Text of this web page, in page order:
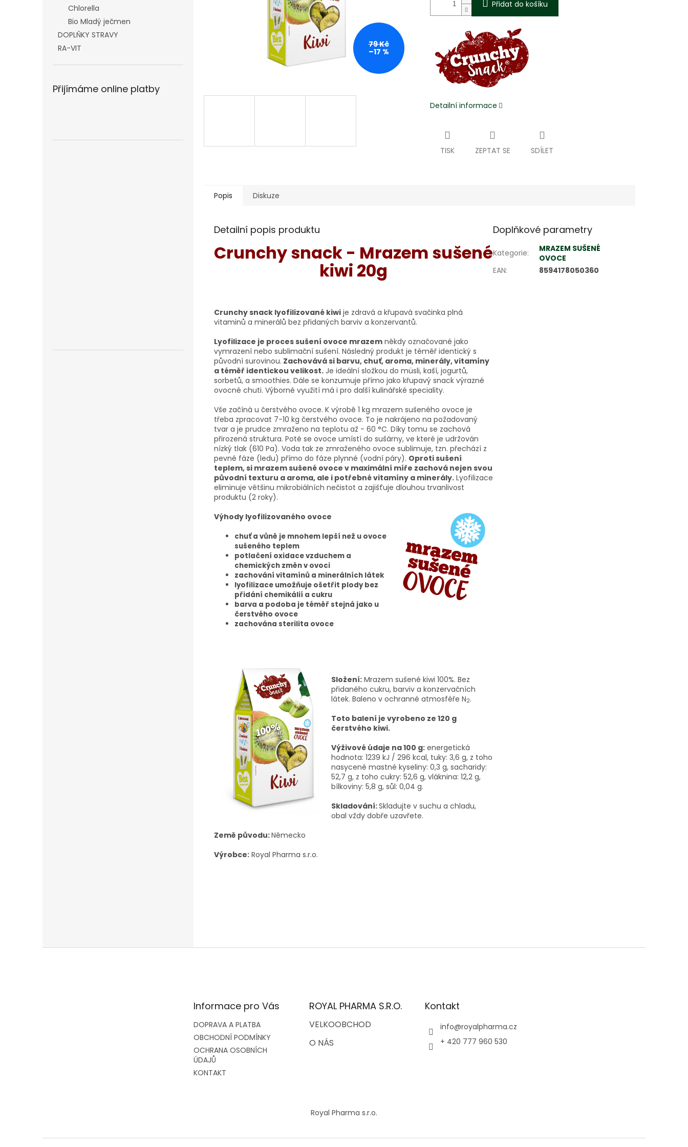
Chlorella
Bio Mladý ječmen
DOPLŇKY STRAVY
RA-VIT
Přijímáme online platby
79 Kč
–17 %
Přidat do košíku
Detailní informace
TISK ZEPTAT SE SDÍLET
Popis Diskuze
Detailní popis produktu
Crunchy snack - Mrazem sušené
kiwi 20g
Crunchy snack lyofilizované kiwi je zdravá a křupavá svačinka plná
vitaminů a minerálů bez přidaných barviv a konzervantů.
Lyofilizace je proces sušení ovoce mrazem někdy označované jako
vymrazení nebo sublimační sušení. Následný produkt je téměř identický s
původní surovinou. Zachovává si barvu, chuť, aroma, minerály, vitamíny
a téměř identickou velikost. Je ideální složkou do müsli, kaší, jogurtů,
sorbetů, a smoothies. Dále se konzumuje přímo jako křupavý snack výrazné
ovocné chuti. Výborné využití má i pro další kulinářské speciality.
Vše začíná u čerstvého ovoce. K výrobě 1 kg mrazem sušeného ovoce je
třeba zpracovat 7-10 kg čerstvého ovoce. To je nakrájeno na požadovaný
tvar a je prudce zmraženo na teplotu až - 60 °C. Díky tomu se zachová
přirozená struktura. Poté se ovoce umístí do sušárny, ve které je udržován
nízký tlak (610 Pa). Voda tak ze zmraženého ovoce sublimuje, tzn. přechází z
pevné fáze (ledu) přímo do fáze plynné (vodní páry). Oproti sušení
teplem, si mrazem sušené ovoce v maximální míře zachová nejen svou
původní texturu a aroma, ale i potřebné vitamíny a minerály. Lyofilizace
eliminuje většinu mikrobiálních nečistot a zajišťuje dlouhou trvanlivost
produktu (2 roky).
Výhody lyofilizovaného ovoce
chuť a vůně je mnohem lepší než u ovoce
sušeného teplem
potlačení oxidace vzduchem a
chemických změn v ovoci
zachování vitamínů a minerálních látek
lyofilizace umožňuje ošetřit plody bez
přidání chemikálií a cukru
barva a podoba je téměř stejná jako u
čerstvého ovoce
zachována sterilita ovoce
Složení: Mrazem sušené kiwi 100%. Bez
přidaného cukru, barviv a konzervačních
látek. Baleno v ochranné atmosféře N2.
Toto balení je vyrobeno ze 120 g
čerstvého kiwi.
Výživové údaje na 100 g: energetická
hodnota: 1239 kJ / 296 kcal, tuky: 3,6 g, z toho
nasycené mastné kyseliny: 0,3 g, sacharidy:
52,7 g, z toho cukry: 52,6 g, vláknina: 12,2 g,
bílkoviny: 5,8 g, sůl: 0,04 g.
Skladování:Skladujte v suchu a chladu,
obal vždy dobře uzavřete.
Země původu:Německo
Výrobce: Royal Pharma s.r.o.
Doplňkové parametry
Kategorie:
MRAZEM SUŠENÉ
OVOCE
EAN: 8594178050360
Informace pro Vás
DOPRAVA A PLATBA
OBCHODNÍ PODMÍNKY
OCHRANA OSOBNÍCH
ÚDAJŮ
KONTAKT
ROYAL PHARMA S.R.O.
VELKOOBCHOD
O NÁS
Kontakt
info@royalpharma.cz
+ 420 777 960 530
Royal Pharma s.r.o.